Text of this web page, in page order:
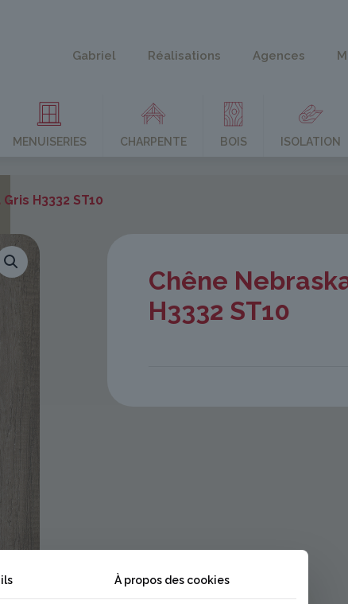
Gabriel Réalisations Agences
MENUISERIES CHARPENTE BOIS ISOLATION
H3332 ST10
Chêne
H3332 ST10
À propos des cookies